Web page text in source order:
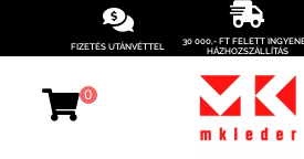
FIZETÉS UTÁNVÉTTEL
30 000,- FT FELETT
HÁZHOZSZÁLLÍTÁS
0